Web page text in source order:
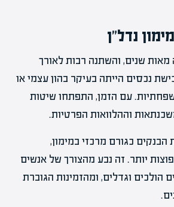
נדל"ן
מאות שנים, והשתנה רבות לאורך
נכסים הייתה בעיקר בהון עצמי או
עם הזמן, התפתחו שיטות
וההלוואות הפרטיות.
עליית הבנקים כגורם מרכזי במימון,
יותר. זה נבע מהצורך של אנשים
הולכים וגדלים, ומהזמינות הגוברת